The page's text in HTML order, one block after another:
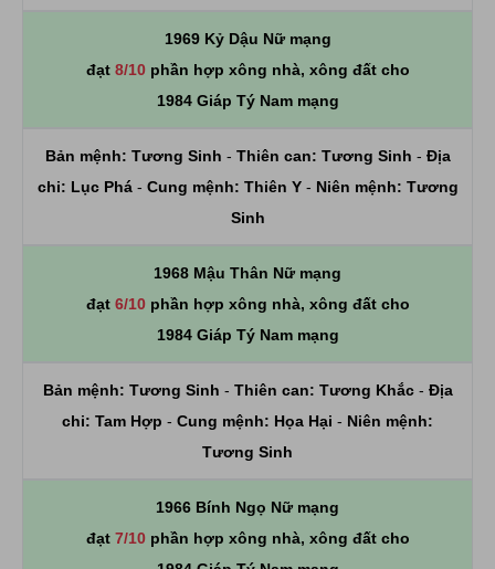
1969 Kỷ Dậu Nữ mạng
đạt 8/10phần hợp xông nhà, xông đất cho
1984 Giáp Tý Nam mạng
Bản mệnh: Tương Sinh - Thiên can: Tương Sinh - Địa
chi: Lục Phá- Cung mệnh: Thiên Y- Niên mệnh: Tương
Sinh
1968 Mậu Thân Nữ mạng
đạt 6/10phần hợp xông nhà, xông đất cho
1984 Giáp Tý Nam mạng
Bản mệnh: Tương Sinh - Thiên can: Tương Khắc- Địa
chi: Tam Hợp - Cung mệnh: Họa Hại - Niên mệnh:
Tương Sinh
1966 Bính Ngọ Nữ mạng
đạt 7/10phần hợp xông nhà, xông đất cho